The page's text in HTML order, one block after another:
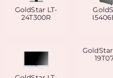
GoldStar LT-
24T300R